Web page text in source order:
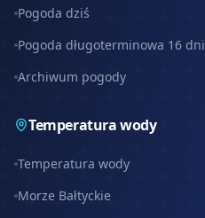
Pogoda dziś
Pogoda długoterminowa 16 dni
Archiwum pogody
Temperatura wody
Temperatura wody
Morze Bałtyckie